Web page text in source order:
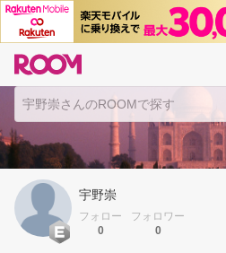
宇野崇
フォロー
0
フォロワー
0